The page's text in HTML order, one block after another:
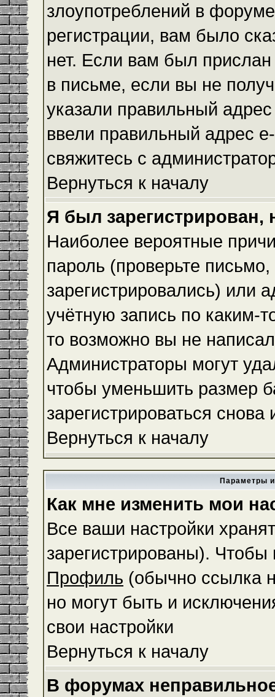
злоупотреблений в
регистрации, вам было
нет. Если вам был
в письме, если вы не
указали правильный
ввели правильный адрес
свяжитесь с
Вернуться к началу
Я был зарегистрирован,
Наиболее вероятные
пароль (проверьте
зарегистрировались) или
учётную запись по каким-
то возможно вы не
Администраторы могут
чтобы уменьшить размер
зарегистрироваться
Вернуться к началу
Параметры
Как мне изменить мои
Все ваши настройки
зарегистрированы). Чтобы
Профиль (обычно ссылка
но могут быть и
свои настройки
Вернуться к началу
В форумах